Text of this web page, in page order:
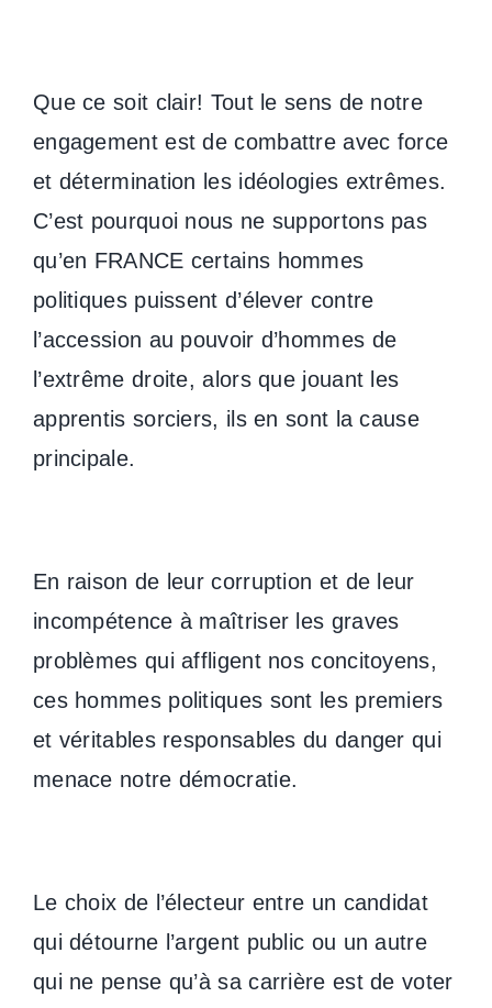
Que ce soit clair! Tout le sens de notre
engagement est de combattre avec force
et détermination les idéologies extrêmes.
C’est pourquoi nous ne supportons pas
qu’en FRANCE certains hommes
politiques puissent d’élever contre
l’accession au pouvoir d’hommes de
l’extrême droite, alors que jouant les
apprentis sorciers, ils en sont la cause
principale.
En raison de leur corruption et de leur
incompétence à maîtriser les graves
problèmes qui affligent nos concitoyens,
ces hommes politiques sont les premiers
et véritables responsables du danger qui
menace notre démocratie.
Le choix de l’électeur entre un candidat
qui détourne l’argent public ou un autre
qui ne pense qu’à sa carrière est de voter